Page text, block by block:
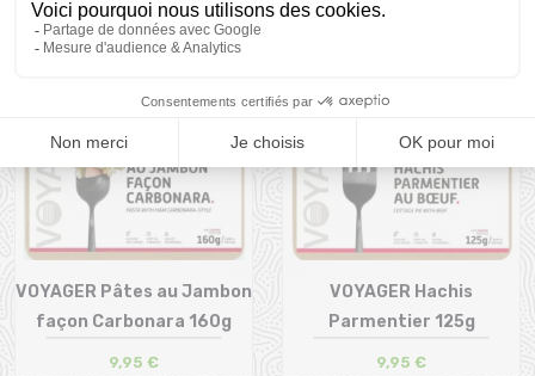
Taille en stock
VOYAGER Pâtes au Jambon
façon Carbonara 160g
9,95 €
Taille en stock
VOYAGER Hachis
Parmentier 125g
9,95 €